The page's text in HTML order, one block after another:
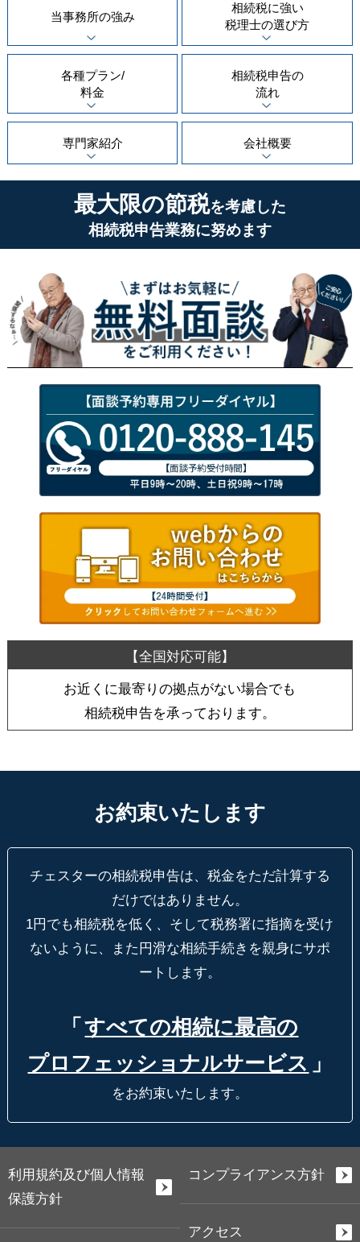
当事務所の強み
相続税に強い
税理士の選び方
各種プラン/
料金
相続税申告の
流れ
専門家紹介 会社概要
最大限の節税を考慮した
相続税申告業務に努めます
お近くに最寄りの拠点がない場合でも
相続税申告を承っております。
お約束いたします
チェスターの相続税申告は、税金をただ計算する
だけではありません。
1円でも相続税を低く、そして税務署に指摘を受け
ないように、
また円滑な相続手続きを親身にサポ
ートします。
「 すべての相続に最高の
プロフェッショナルサービス 」
をお約束いたします。
利用規約及び個人情報
保護方針
コンプライアンス方針
アクセス